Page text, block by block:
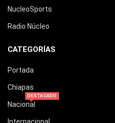
NucleoSports
Radio Núcleo
CATEGORÍAS
Portada
Chiapas
Nacional
DESTACADO